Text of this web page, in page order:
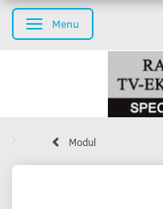
Skifte navigation
Menu
Modul